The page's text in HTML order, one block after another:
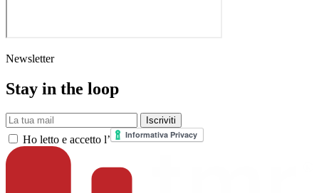
Newsletter
Stay in the loop
La tua mail Iscriviti
Ho letto e accetto l’